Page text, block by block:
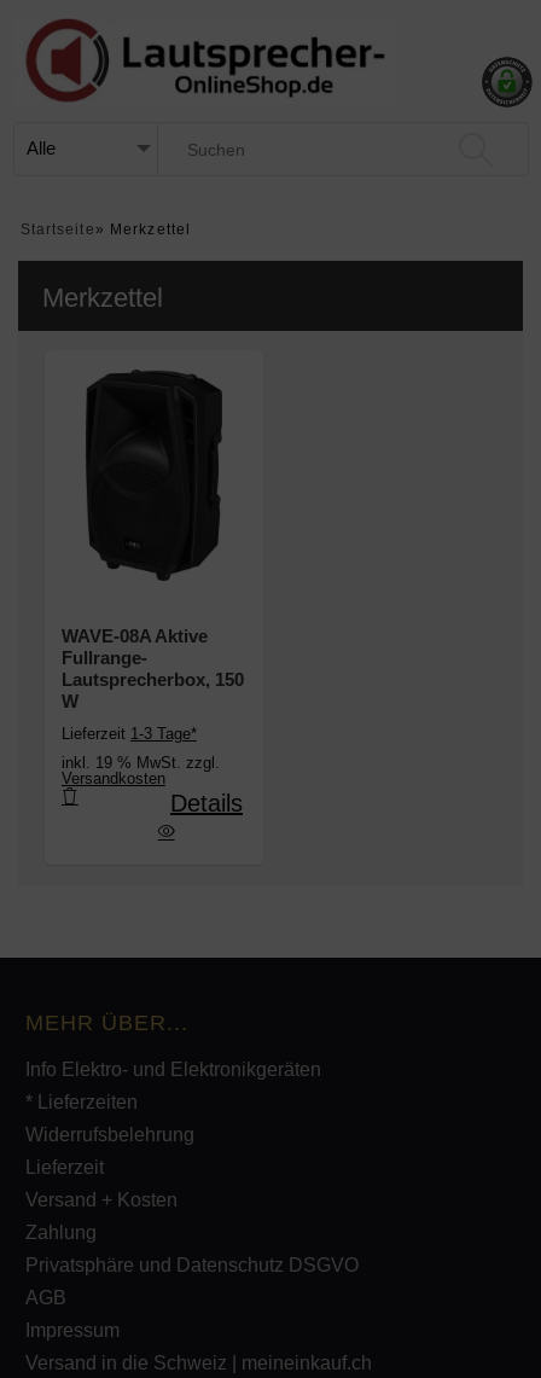
Startseite » Merkzettel
Merkzettel
WAVE-08A Aktive
Fullrange-
Lautsprecherbox, 150
W
Lieferzeit 1-3 Tage*
inkl. 19 % MwSt. zzgl.
Versandkosten
Aktive Fullrange-Lautsprecherbox, 150 W
Details
MEHR ÜBER...
Info Elektro- und Elektronikgeräten
* Lieferzeiten
Widerrufsbelehrung
Lieferzeit
Versand + Kosten
Zahlung
Privatsphäre und Datenschutz DSGVO
AGB
Impressum
Versand in die Schweiz | meineinkauf.ch